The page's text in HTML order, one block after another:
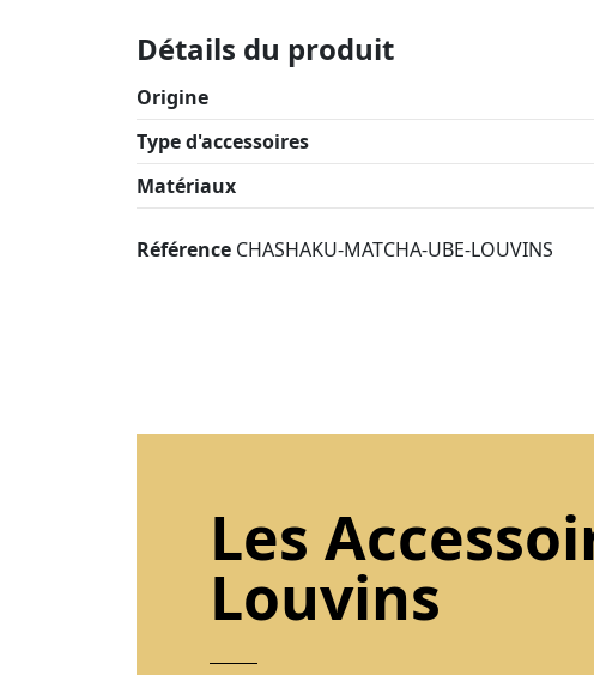
Détails du produit
Origine
Type d'accessoires
Matériaux
Référence CHASHAKU-MATCHA-UBE-LOUVINS
Les
Louvins